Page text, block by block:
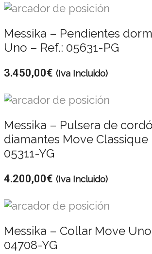
Messika – Pendientes
Uno – Ref.: 05631-PG
3.450,00€ (Iva Incluido)
Messika – Pulsera de
diamantes Move Classique
05311-YG
4.200,00€ (Iva Incluido)
Messika – Collar Move
04708-YG